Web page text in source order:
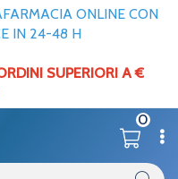
ONLINE CON
IN 24-48 H
SUPERIORI A €
0